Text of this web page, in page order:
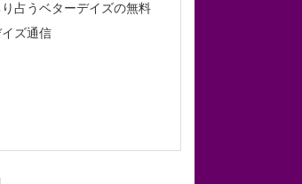
占うベターデイズの無料
ズ通信